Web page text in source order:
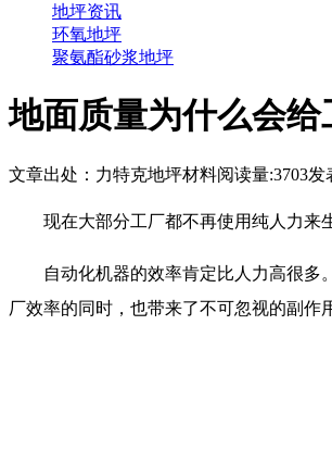
地坪资讯
环氧地坪
聚氨酯砂浆地坪
地面质量为什么会给
文章出处：力特克地坪材料阅读量:3703发
现在大部分工厂都不再使用纯人力来
自动化机器的效率肯定比人力高很
厂效率的同时，也带来了不可忽视的副作